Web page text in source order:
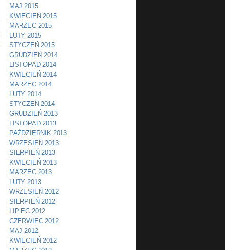
MAJ 2015
KWIECIEŃ 2015
MARZEC 2015
LUTY 2015
STYCZEŃ 2015
GRUDZIEŃ 2014
LISTOPAD 2014
KWIECIEŃ 2014
MARZEC 2014
LUTY 2014
STYCZEŃ 2014
GRUDZIEŃ 2013
LISTOPAD 2013
PAŹDZIERNIK 2013
WRZESIEŃ 2013
SIERPIEŃ 2013
KWIECIEŃ 2013
MARZEC 2013
LUTY 2013
WRZESIEŃ 2012
SIERPIEŃ 2012
LIPIEC 2012
CZERWIEC 2012
MAJ 2012
KWIECIEŃ 2012